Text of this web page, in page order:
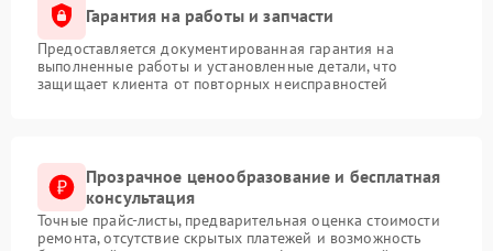
Гарантия на работы и запчасти
Предоставляется документированная гарантия на
выполненные работы и установленные детали, что
защищает клиента от повторных неисправностей
Прозрачное ценообразование и бесплатная
консультация
Точные прайс-листы, предварительная оценка стоимости
ремонта, отсутствие скрытых платежей и возможность